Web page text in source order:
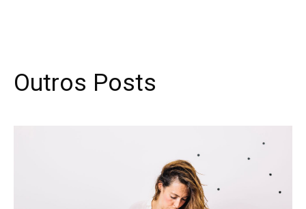
Outros Posts